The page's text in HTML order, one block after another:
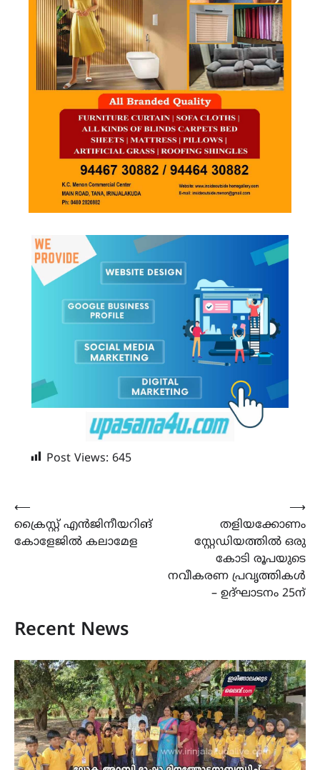
Post Views: 645
Post
navigation
⟵
ക്രൈസ്റ്റ് എൻജിനീയറിങ്
കോളേജിൽ കലാമേള
തളിയക്കോണം
സ്റ്റേഡിയത്തിൽ ഒരു
കോടി രൂപയുടെ
നവീകരണ പ്രവൃത്തികൾ
– ഉദ്ഘാടനം 25ന്
⟶
Recent News